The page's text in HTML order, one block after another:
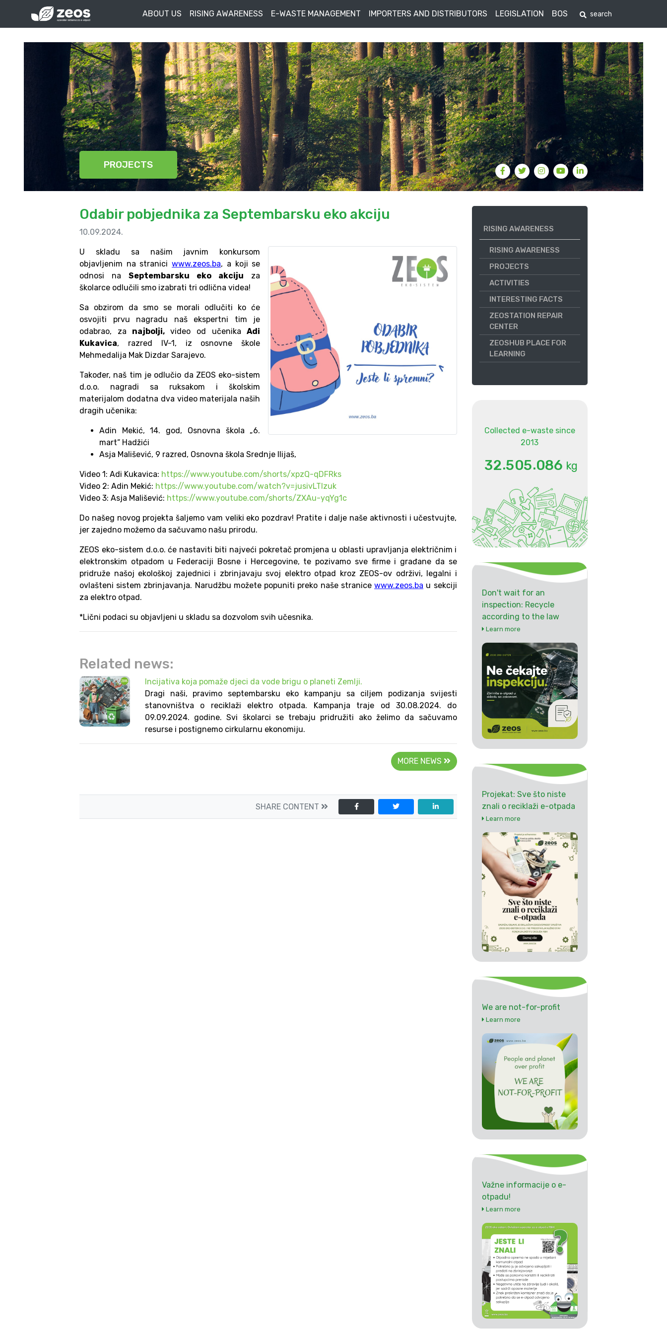
ABOUT US RISING AWARENESS E-WASTE MANAGEMENT IMPORTERS AND DISTRIBUTORS LEGISLATION BOS
PROJECTS
Odabir pobjednika za Septembarsku eko akciju
10.09.2024.
U skladu sa našim javnim konkursom
objavljenim na straniciwww.zeos.ba, a koji se
odnosi naSeptembarsku eko akciju za
školarce odlučili smo izabrati tri odlična videa!
Sa obzirom da smo se morali odlučiti ko će
osvojiti prvu nagradu naš ekspertni tim je
odabrao, za najbolji,video od učenikaAdi
Kukavica, razred IV-1, iz osnovne škole
Mehmedalija Mak Dizdar Sarajevo.
Također, naš tim je odlučio da ZEOS eko-sistem
d.o.o. nagradi sa ruksakom i školskim
materijalom dodatna dva video materijala naših
dragih učenika:
Adin Mekić, 14. god, Osnovna škola „6.
mart“ Hadžići
Asja Mališević, 9 razred, Osnovna škola Srednje Ilijaš,
Video 1: Adi Kukavica: https://www.youtube.com/shorts/xpzQ-qDFRks
Video 2: Adin Mekić: https://www.youtube.com/watch?v=jusivLTlzuk
Video 3: Asja Mališević: https://www.youtube.com/shorts/ZXAu-yqYg1c
Do našeg novog projekta šaljemo vam veliki eko pozdrav! Pratite i dalje naše aktivnosti i učestvujte,
jer zajedno možemo da sačuvamo našu prirodu.
ZEOS eko-sistem d.o.o. će nastaviti biti najveći pokretač promjena u oblasti upravljanja električnim i
elektronskim otpadom u Federaciji Bosne i Hercegovine, te pozivamo sve firme i građane da se
pridruže našoj ekološkoj zajednici i zbrinjavaju svoj elektro otpad kroz ZEOS-ov održivi, legalni i
ovlašteni sistem zbrinjavanja. Narudžbu možete popuniti preko naše stranicewww.zeos.ba u sekciji
za elektro otpad.
*Lični podaci su objavljeni u skladu sa dozvolom svih učesnika.
Related news:
Incijativa koja pomaže djeci da vode brigu o planeti Zemlji.
Dragi naši, pravimo septembarsku eko kampanju sa ciljem podizanja svijesti
stanovništva o reciklaži elektro otpada. Kampanja traje od 30.08.2024. do
09.09.2024. godine. Svi školarci se trebaju pridružiti ako želimo da sačuvamo
resurse i postignemo cirkularnu ekonomiju.
MORE NEWS
SHARE CONTENT
RISING AWARENESS
RISING AWARENESS
PROJECTS
ACTIVITIES
INTERESTING FACTS
ZEOSTATION REPAIR
CENTER
ZEOSHUB PLACE FOR
LEARNING
Collected e-waste since
2013
32.505.086 kg
Don't wait for an
inspection: Recycle
according to the law
Learn more
Projekat: Sve što niste
znali o reciklaži e-otpada
Learn more
We are not-for-profit
Learn more
Važne informacije o e-
otpadu!
Learn more